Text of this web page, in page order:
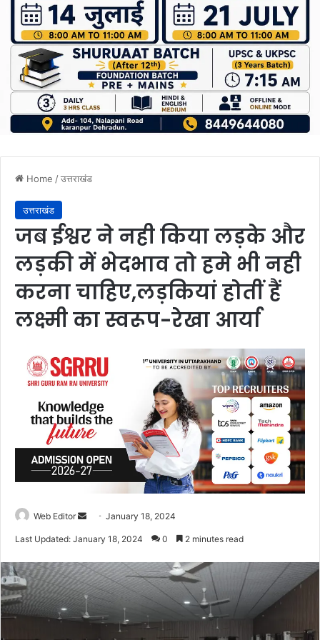
Home /उत्तराखंड
उत्तराखंड
जब ईश्वर ने नही किया लड़के और
लड़की में भेदभाव तो हमे भी नही
करना चाहिए,लड़कियां होतीं हैं
लक्ष्मी का स्वरूप-रेखा आर्या
Web Editor
d
a
n
e
January 18, 2024
Last Updated: January 18, 2024 0 2 minutes read